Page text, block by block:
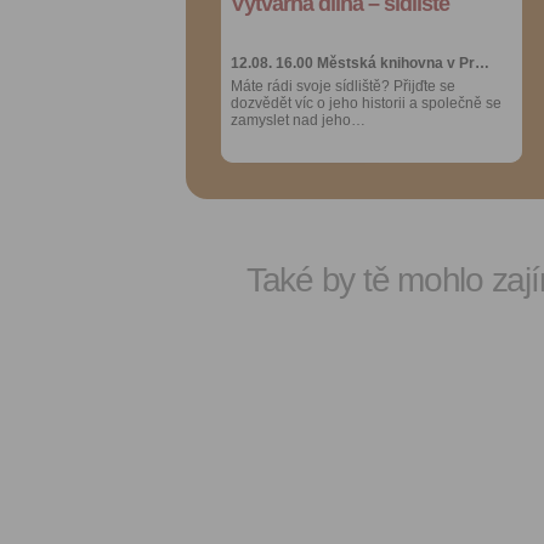
12.08. 16.00 Městská knihovna v Pr…
Máte rádi svoje sídliště? Přijďte se
dozvědět víc o jeho historii a společně se
zamyslet nad jeho…
Více výhod pro
12.08. 16.00 Městská knihovna v Pr…
Máte rádi svoje sídliště? Přijďte se
dozvědět víc o jeho historii a společně se
zamyslet nad jeho…
Více výhod pro
Také by tě mohlo